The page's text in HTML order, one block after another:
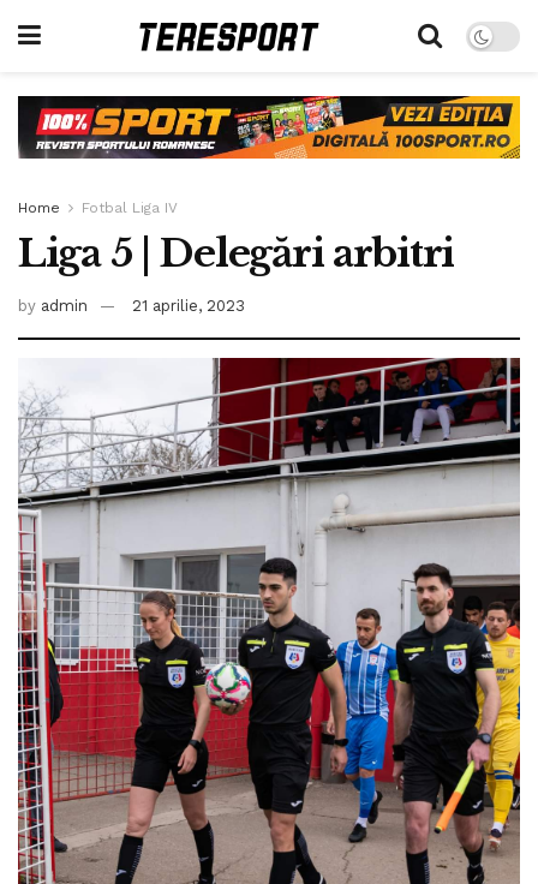
Home Fotbal Liga IV
Liga 5 | Delegări arbitri
by admin 21 aprilie, 2023